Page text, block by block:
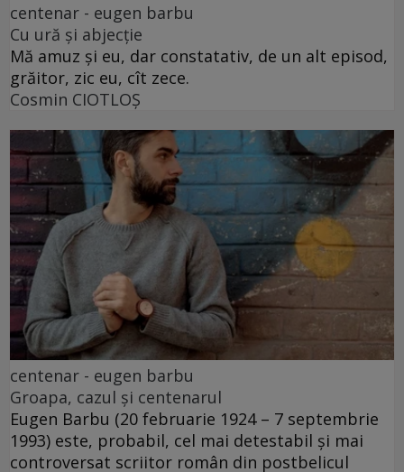
centenar - eugen barbu
Cu ură și abjecție
Mă amuz și eu, dar constatativ, de un alt episod,
grăitor, zic eu, cît zece.
Cosmin CIOTLOŞ
centenar - eugen barbu
Groapa, cazul și centenarul
Eugen Barbu (20 februarie 1924 – 7 septembrie
1993) este, probabil, cel mai detestabil și mai
controversat scriitor român din postbelicul